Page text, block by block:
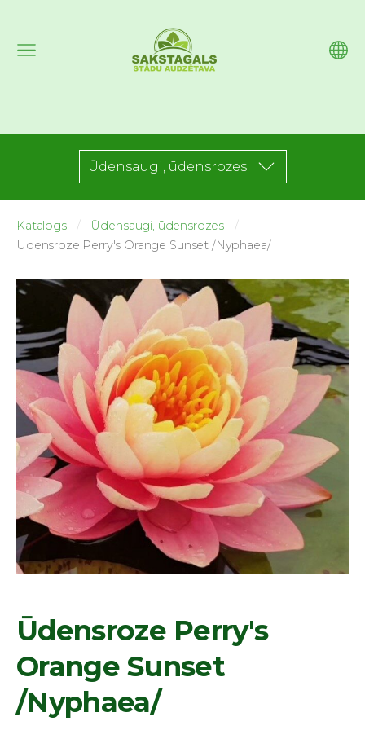
Ūdensaugi, ūdensrozes
Katalogs
Ūdensaugi, ūdensrozes
Ūdensroze Perry's Orange Sunset /Nyphaea/
Ūdensroze Perry's
Orange Sunset
/Nyphaea/